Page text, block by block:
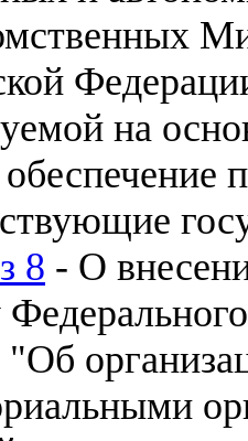
на
8 - О
"Об